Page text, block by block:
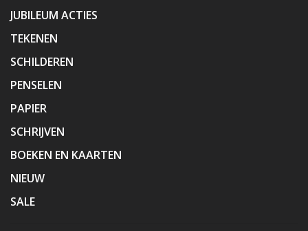
JUBILEUM ACTIES
TEKENEN
SCHILDEREN
PENSELEN
PAPIER
SCHRIJVEN
BOEKEN EN KAARTEN
NIEUW
SALE